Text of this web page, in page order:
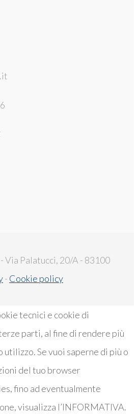
Via Palatucci, 20/A - 83100
- Cookie policy
tecnici e cookie di
parti, al fine di rendere più
Se vuoi saperne di più o
del tuo browser
fino ad eventualmente
visualizza l’INFORMATIVA.